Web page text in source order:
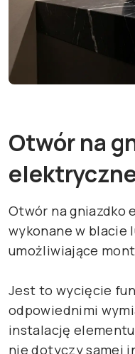
Otwór na
Otwór na gniazdko
wykonane w blacie
umożliwiające
Jest to wycięcie
odpowiednimi
instalację
nie dotyczy samej